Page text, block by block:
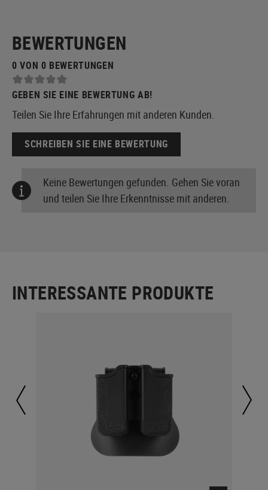
BEWERTUNGEN
0 VON 0 BEWERTUNGEN
GEBEN SIE EINE BEWERTUNG AB!
Teilen Sie Ihre Erfahrungen mit anderen Kunden.
SCHREIBEN SIE EINE BEWERTUNG
Keine Bewertungen gefunden. Gehen Sie voran
und teilen Sie Ihre Erkenntnisse mit anderen.
INTERESSANTE PRODUKTE